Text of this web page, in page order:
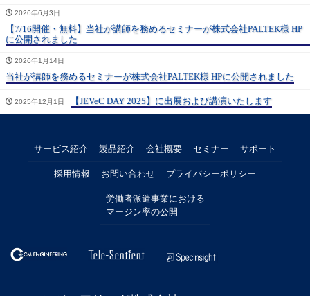
2026年6月3日
【7/16開催・無料】当社が講師を務めるセミナーが株式会社PALTEK様 HP
に公開されました
2026年1月14日
当社が講師を務めるセミナーが株式会社PALTEK様 HPに公開されました
2025年12月1日 【JEVeC DAY 2025】に出展および講演いたします
サービス紹介 製品紹介 会社概要 セミナー サポート
採用情報 お問い合わせ プライバシーポリシー
労働者派遣事業における
マージン率の公開